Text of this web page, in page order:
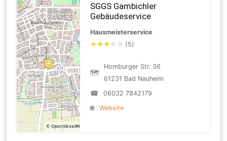
SGGS Gambichler
Gebäudeservice
Hausmeisterservice
★★★ ☆ ☆ (5)
🗺
Homburger Str. 36
61231 Bad Nauheim
☎
06032 7842179
🌐
Website